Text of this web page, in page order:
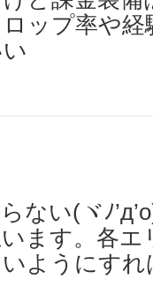
ップ率や経
ない(ヾﾉ
ます。各エ
ようにす